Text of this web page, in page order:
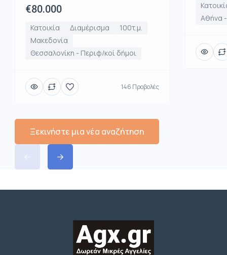
€80.000
Κατοικία Διαμέρισμα
100τ.μ.
Μακεδονία
Θεσσαλονίκη - Περιφ/κοί δήμοι
146 Προβολές
Αθήνα
Ξεκινήστε μια νέα αναζήτηση